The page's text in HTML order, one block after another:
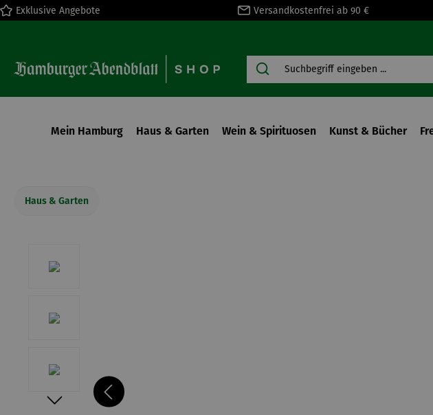
Zur Hauptnavigation springen
Exklusive Angebote Versandkostenfrei ab 90 €
Mein Hamburg Haus & Garten Wein & Spirituosen Kunst & Bücher
Haus & Garten